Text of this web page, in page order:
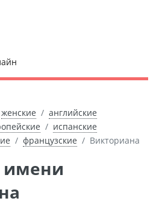
женские
английские
испанские
французские Викториана